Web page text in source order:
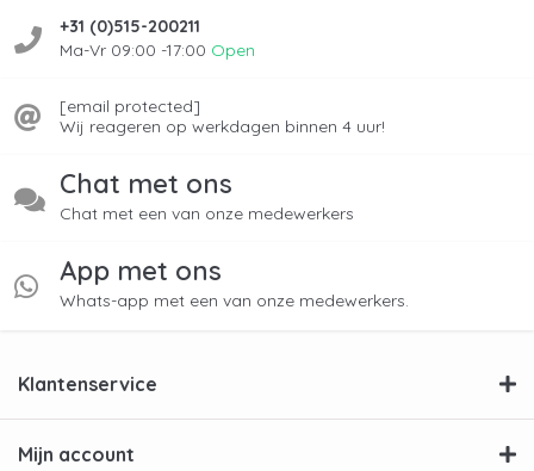
+31 (0)515-200211
Ma-Vr 09:00 -17:00 Open
[email protected]
Wij reageren op werkdagen binnen 4 uur!
Chat met ons
Chat met een van onze medewerkers
App met ons
Whats-app met een van onze medewerkers.
Klantenservice
Mijn account